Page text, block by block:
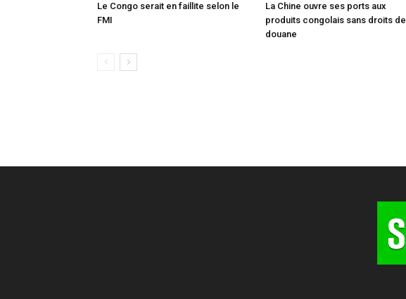
Le Congo serait en faillite selon le
FMI
La Chine ouvre ses ports aux
produits congolais sans droits de
douane